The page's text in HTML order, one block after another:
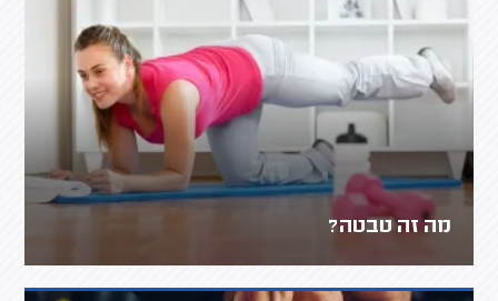
מה זה טבטה?